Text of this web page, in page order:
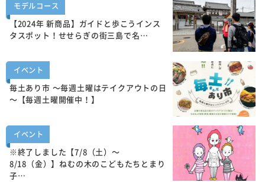
モデルコース
【2024年 新商品】ガイドと歩こうインス
タスポット！せせらぎの街三島で名…
イベント
毎土あり市 ～毎週土曜はテイクアウトの日
～【毎週土曜開催中！】
イベント
※終了しました【7/8（土）～
8/18（金）】ねむの木のこどもたちとまり
子…